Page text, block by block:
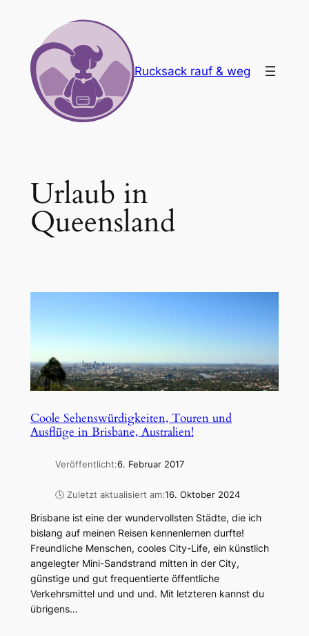
springen
Rucksack rauf & weg
Urlaub in
Queensland
Coole Sehenswürdigkeiten, Touren und
Ausflüge in Brisbane, Australien!
Veröffentlicht:6. Februar 2017
🕓 Zuletzt aktualisiert am:16. Oktober 2024
Brisbane ist eine der wundervollsten Städte, die ich
bislang auf meinen Reisen kennenlernen durfte!
Freundliche Menschen, cooles City-Life, ein künstlich
angelegter Mini-Sandstrand mitten in der City,
günstige und gut frequentierte öffentliche
Verkehrsmittel und und und. Mit letzteren kannst du
übrigens…